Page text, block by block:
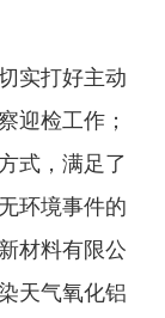
实打好主动
迎检工作；
式，满足了
环境事件的
材料有限公
天气氧化铝